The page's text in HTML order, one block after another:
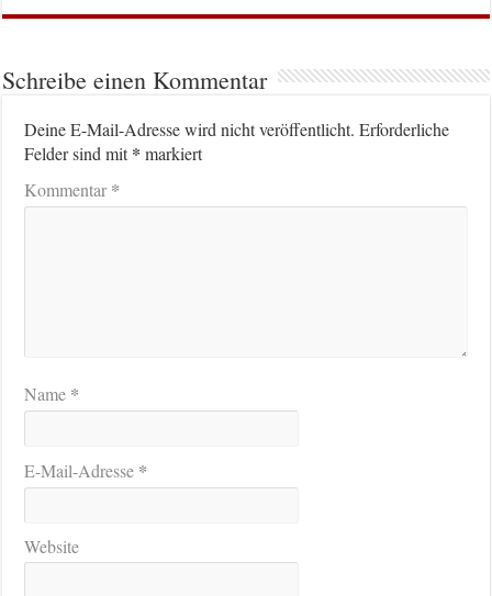
Schreibe einen Kommentar
Deine E-Mail-Adresse wird nicht veröffentlicht. Erforderliche
Felder sind mit* markiert
Kommentar*
Name *
E-Mail-Adresse *
Website